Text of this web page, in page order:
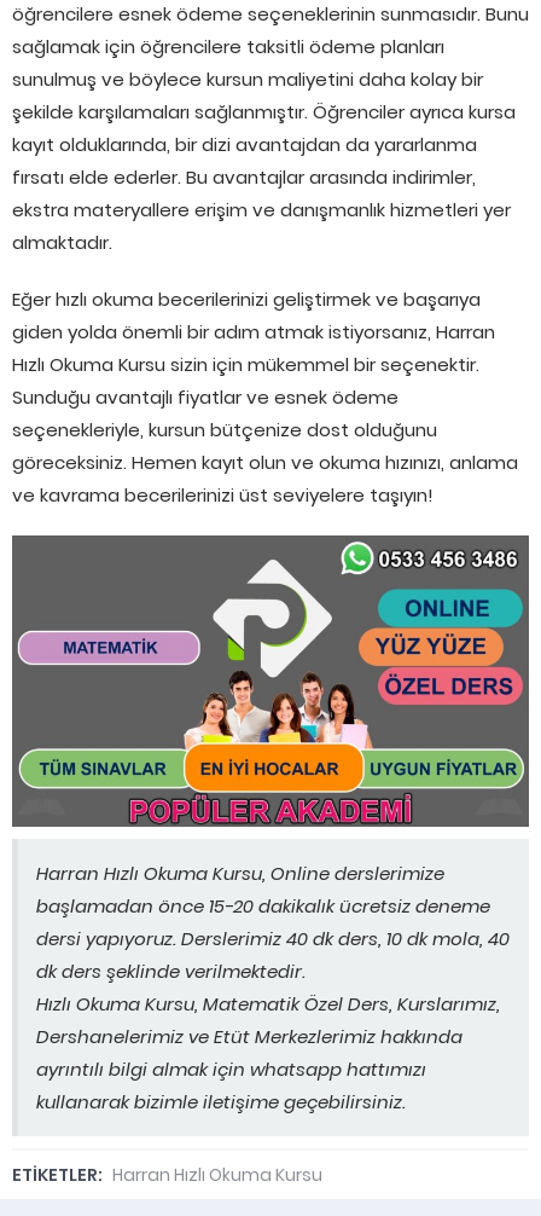
öğrencilere esnek ödeme seçeneklerinin sunmasıdır. Bunu
sağlamak için öğrencilere taksitli ödeme planları
sunulmuş ve böylece kursun maliyetini daha kolay bir
şekilde karşılamaları sağlanmıştır. Öğrenciler ayrıca kursa
kayıt olduklarında, bir dizi avantajdan da yararlanma
fırsatı elde ederler. Bu avantajlar arasında indirimler,
ekstra materyallere erişim ve danışmanlık hizmetleri yer
almaktadır.
Eğer hızlı okuma becerilerinizi geliştirmek ve başarıya
giden yolda önemli bir adım atmak istiyorsanız, Harran
Hızlı Okuma Kursu sizin için mükemmel bir seçenektir.
Sunduğu avantajlı fiyatlar ve esnek ödeme
seçenekleriyle, kursun bütçenize dost olduğunu
göreceksiniz. Hemen kayıt olun ve okuma hızınızı, anlama
ve kavrama becerilerinizi üst seviyelere taşıyın!
Harran Hızlı Okuma Kursu, Online derslerimize
başlamadan önce 15-20 dakikalık ücretsiz deneme
dersi yapıyoruz. Derslerimiz 40 dk ders, 10 dk mola, 40
dk ders şeklinde verilmektedir.
Hızlı Okuma Kursu, Matematik Özel Ders, Kurslarımız,
Dershanelerimiz ve Etüt Merkezlerimiz hakkında
ayrıntılı bilgi almak için whatsapp hattımızı
kullanarak bizimle iletişime geçebilirsiniz.
ETİKETLER: Harran Hızlı Okuma Kursu